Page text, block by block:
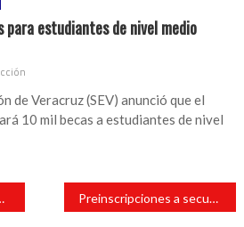
para estudiantes de nivel medio
de Veracruz (SEV) anunció que el
10 mil becas a estudiantes de nivel
Preinscripciones a secundaria también con fallas en plataforma digital